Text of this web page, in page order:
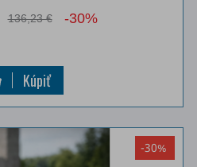
136,23 € -30%
Kúpiť
-30%